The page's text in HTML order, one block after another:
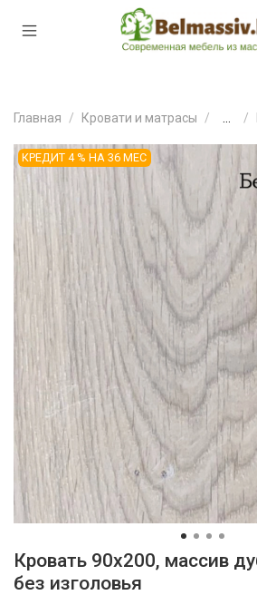
Главная Кровати и матрасы
КРЕДИТ 4 % НА 36 МЕС
Кровать 90x200, массив
без изголовья